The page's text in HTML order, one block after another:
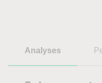
Analyses